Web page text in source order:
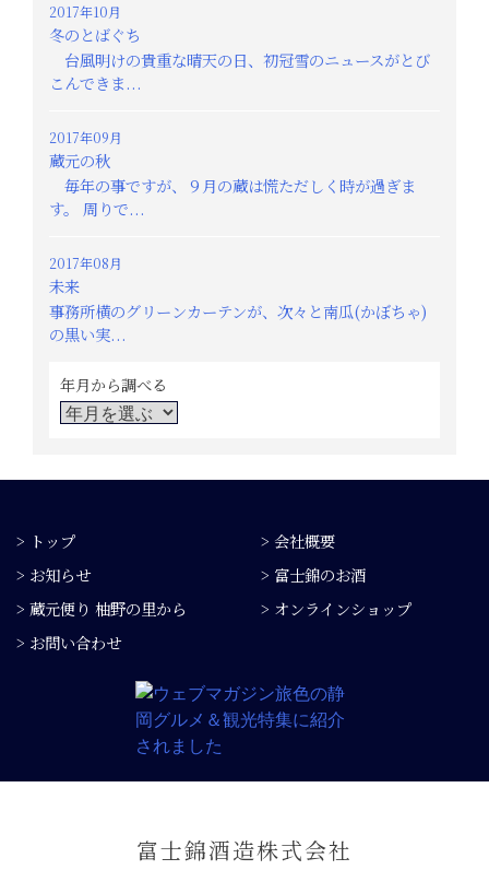
2017年10月
冬のとばぐち
台風明けの貴重な晴天の日、初冠雪のニュースがとび
こんできま...
2017年09月
蔵元の秋
毎年の事ですが、９月の蔵は慌ただしく時が過ぎま
す。 周りで...
2017年08月
未来
事務所横のグリーンカーテンが、次々と南瓜(かぼちゃ)
の黒い実...
年月から調べる
> トップ
> 会社概要
> お知らせ
> 富士錦のお酒
> 蔵元便り 柚野の里から
> オンラインショップ
> お問い合わせ
富士錦酒造株式会社